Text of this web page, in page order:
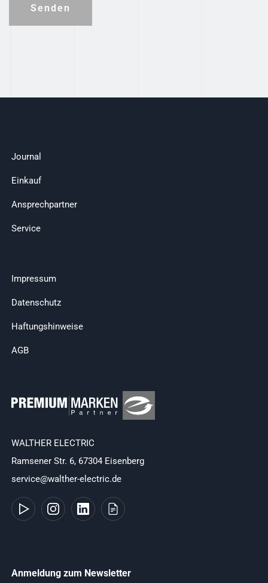
Senden
Journal
Einkauf
Ansprechpartner
Service
Impressum
Datenschutz
Haftungshinweise
AGB
WALTHER ELECTRIC
Ramsener Str. 6, 67304 Eisenberg
service@walther-electric.de
Anmeldung zum Newsletter